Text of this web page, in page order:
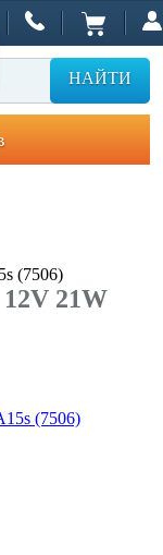
НАЙТИ
(7506)
21W